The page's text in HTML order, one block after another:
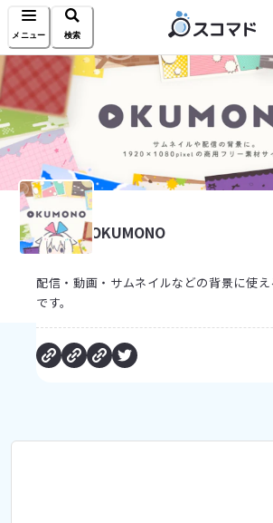
メニュー 検索
OKUMONO
配信・動画・サムネイルなどの背景に使
です。